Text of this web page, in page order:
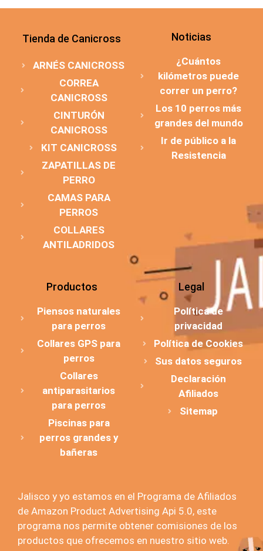
Tienda de Canicross
ARNÉS CANICROSS
CORREA
CANICROSS
CINTURÓN
CANICROSS
KIT CANICROSS
ZAPATILLAS DE
PERRO
CAMAS PARA
PERROS
COLLARES
ANTILADRIDOS
Noticias
¿Cuántos
kilómetros puede
correr un perro?
Los 10 perros más
grandes del mundo
Ir de público a la
Resistencia
Productos
Piensos naturales
para perros
Collares GPS para
perros
Collares
antiparasitarios
para perros
Piscinas para
perros grandes y
bañeras
Legal
Política de
privacidad
Política de Cookies
Sus datos seguros
Declaración
Afiliados
Sitemap
Jalisco y yo estamos en el Programa de Afiliados
de Amazon Product Advertising Api 5.0, este
programa nos permite obtener comisiones de los
productos que ofrecemos en nuestro sitio web.